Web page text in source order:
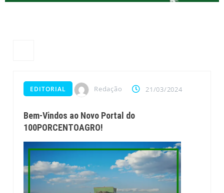
EDITORIAL Redação 21/03/2024
Bem-Vindos ao Novo Portal do
100PORCENTOAGRO!